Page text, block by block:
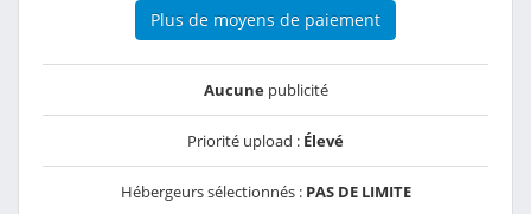
Plus de moyens de paiement
Aucunepublicité
Priorité upload : Élevé
Hébergeurs sélectionnés : PAS DE LIMITE